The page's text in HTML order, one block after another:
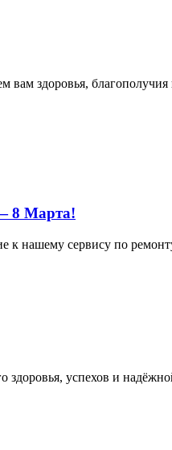
здоровья, благополучия
8 Марта!
нашему сервису по
успехов и